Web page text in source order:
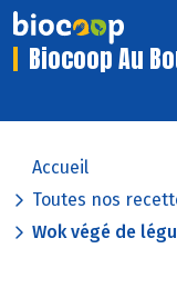
Biocoop Au
Accueil
Toutes nos
Wok végé de